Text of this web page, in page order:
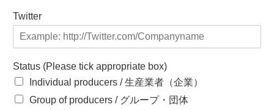
Twitter
Status (Please tick appropriate box)
Individual producers / 生産業者（企業）
Group of producers / グループ・団体